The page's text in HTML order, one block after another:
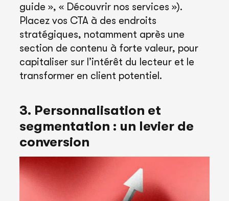
guide », « Découvrir nos services »).
Placez vos CTA à des endroits
stratégiques, notamment après une
section de contenu à forte valeur, pour
capitaliser sur l’intérêt du lecteur et le
transformer en client potentiel.
3. Personnalisation et
segmentation : un levier de
conversion